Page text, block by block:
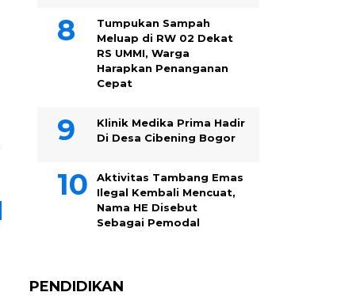
Tumpukan Sampah
Meluap di RW 02 Dekat
RS UMMI, Warga
Harapkan Penanganan
Cepat
Klinik Medika Prima Hadir
Di Desa Cibening Bogor
Aktivitas Tambang Emas
Ilegal Kembali Mencuat,
Nama HE Disebut
Sebagai Pemodal
PENDIDIKAN